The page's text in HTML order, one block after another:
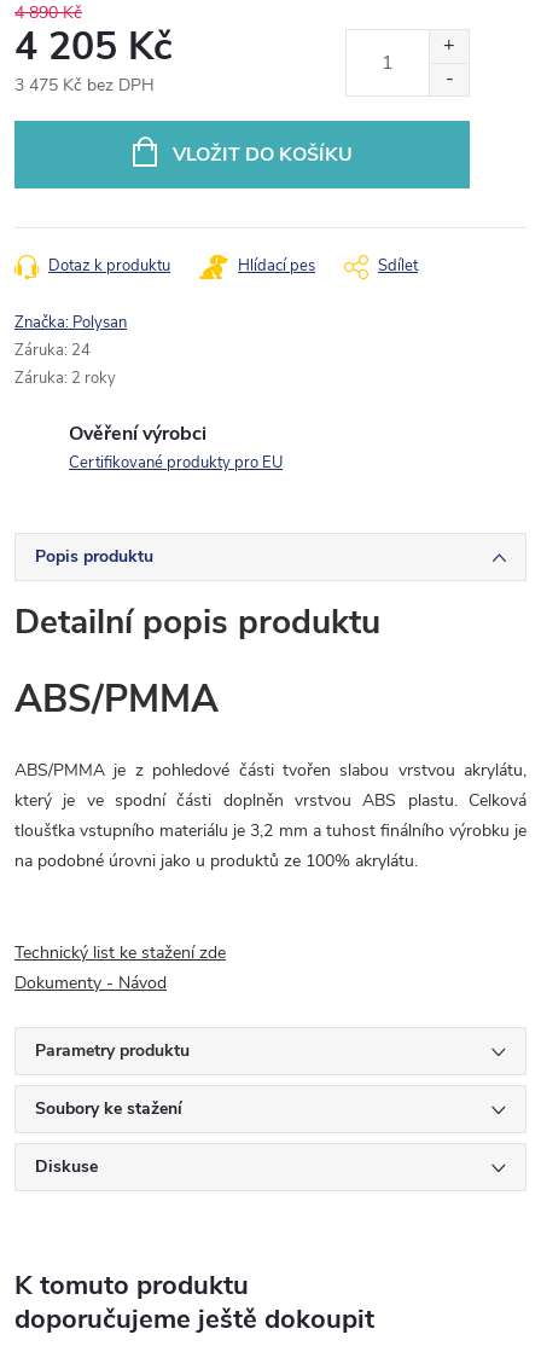
4 890 Kč
4 205 Kč
3 475 Kč bez DPH
VLOŽIT DO KOŠÍKU
Dotaz k produktu Hlídací pes Sdílet
Značka: Polysan
Záruka: 24
Záruka: 2 roky
Ověření výrobci
Certifikované produkty pro EU
Popis produktu
Detailní popis produktu
ABS/PMMA
ABS/PMMA je z pohledové části tvořen slabou vrstvou akrylátu,
který je ve spodní části doplněn vrstvou ABS plastu. Celková
tloušťka vstupního materiálu je 3,2 mm a tuhost finálního výrobku je
na podobné úrovni jako u produktů ze 100% akrylátu.
Technický list ke stažení zde
Dokumenty - Návod
Parametry produktu
Soubory ke stažení
Diskuse
K tomuto produktu
doporučujeme ještě dokoupit